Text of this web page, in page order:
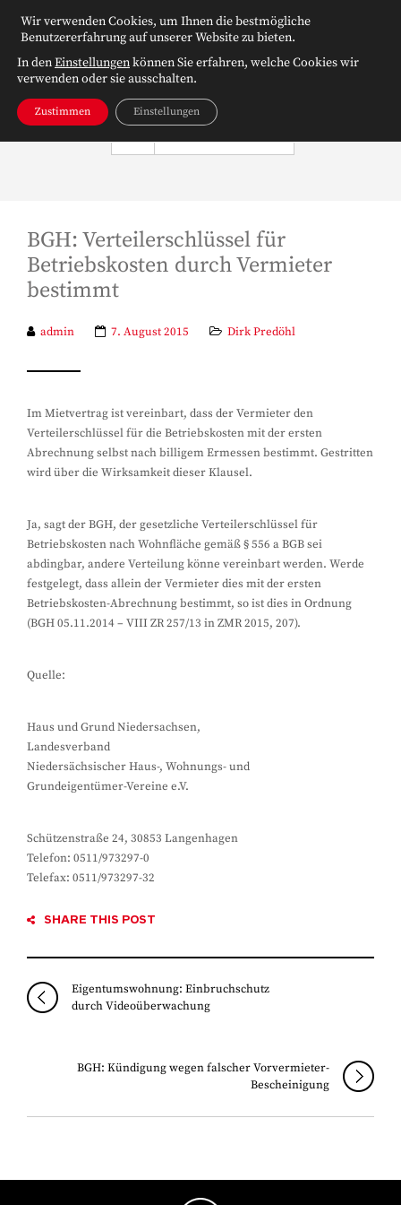
BGH: Verteilerschlüssel für
Betriebskosten durch Vermieter
bestimmt
admin 7. August 2015 Dirk Predöhl
Im Mietvertrag ist vereinbart, dass der Vermieter den
Verteilerschlüssel für die Betriebskosten mit der ersten
Abrechnung selbst nach billigem Ermessen bestimmt. Gestritten
wird über die Wirksamkeit dieser Klausel.
Ja, sagt der BGH, der gesetzliche Verteilerschlüssel für
Betriebskosten nach Wohnfläche gemäß § 556 a BGB sei
abdingbar, andere Verteilung könne vereinbart werden. Werde
festgelegt, dass allein der Vermieter dies mit der ersten
Betriebskosten-Abrechnung bestimmt, so ist dies in Ordnung
(BGH 05.11.2014 – VIII ZR 257/13 in ZMR 2015, 207).
Quelle:
Haus und Grund Niedersachsen,
Landesverband
Niedersächsischer Haus-, Wohnungs- und
Grundeigentümer-Vereine e.V.
Schützenstraße 24, 30853 Langenhagen
Telefon: 0511/973297-0
Telefax: 0511/973297-32
SHARE THIS POST
Eigentumswohnung: Einbruchschutz
durch Videoüberwachung
BGH: Kündigung wegen falscher Vorvermieter-
Bescheinigung
Wir verwenden Cookies, um Ihnen die bestmögliche
Benutzererfahrung auf unserer Website zu bieten.
In denEinstellungenkönnen Sie erfahren, welche Cookies wir
verwenden oder sie ausschalten.
Zustimmen Einstellungen